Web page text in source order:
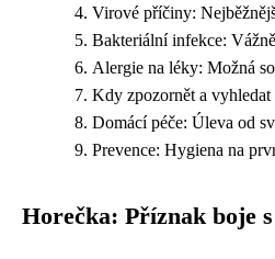
Virové příčiny:
Bakteriální infekce:
Alergie na léky: Možná
Kdy zpozornět a vyhledat
Domácí péče: Úleva od
Prevence: Hygiena na
Horečka: Příznak boje